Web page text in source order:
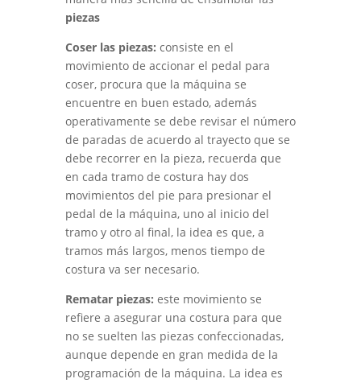
piezas
Coser las piezas: consiste en el
movimiento de accionar el pedal para
coser, procura que la máquina se
encuentre en buen estado, además
operativamente se debe revisar el número
de paradas de acuerdo al trayecto que se
debe recorrer en la pieza, recuerda que
en cada tramo de costura hay dos
movimientos del pie para presionar el
pedal de la máquina, uno al inicio del
tramo y otro al final, la idea es que, a
tramos más largos, menos tiempo de
costura va ser necesario.
Rematar piezas: este movimiento se
refiere a asegurar una costura para que
no se suelten las piezas confeccionadas,
aunque depende en gran medida de la
programación de la máquina. La idea es